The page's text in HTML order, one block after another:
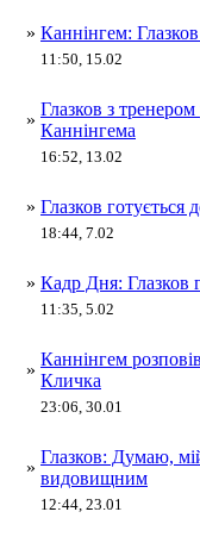
» Каннінгем:
11:50, 15.02
»
Глазков з
Каннінгема
16:52, 13.02
» Глазков
18:44, 7.02
» Кадр Дня: Глазков
11:35, 5.02
»
Каннінгем
Кличка
23:06, 30.01
»
Глазков: Думаю,
видовищним
12:44, 23.01